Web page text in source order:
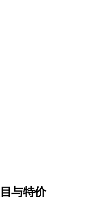
与特价